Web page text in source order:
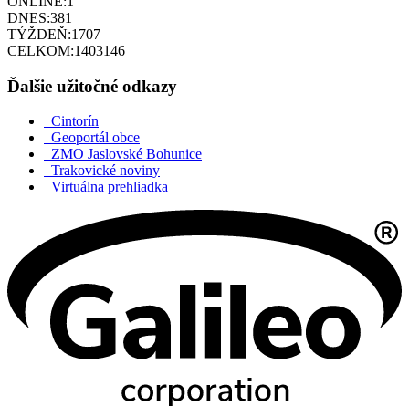
DNES:381
TÝŽDEŇ:1707
CELKOM:1403146
Ďalšie užitočné odkazy
Cintorín
Geoportál obce
ZMO Jaslovské Bohunice
Trakovické noviny
Virtuálna prehliadka